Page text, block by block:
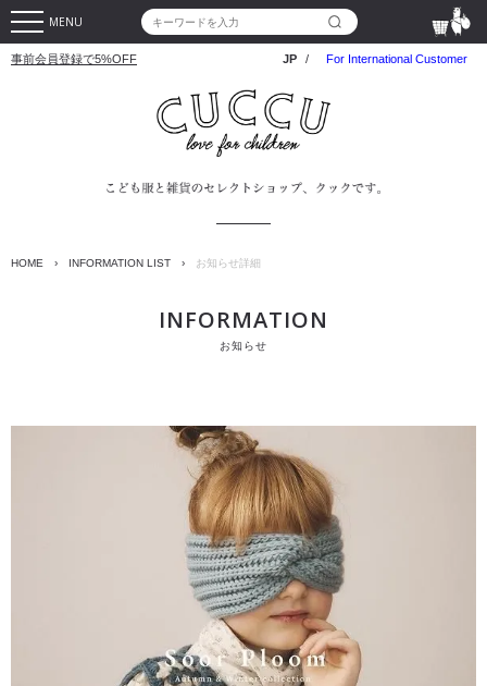
MENU
事前会員登録で5%OFF JP / For International Customer
HOME › INFORMATION LIST › お知らせ詳細
INFORMATION
お知らせ